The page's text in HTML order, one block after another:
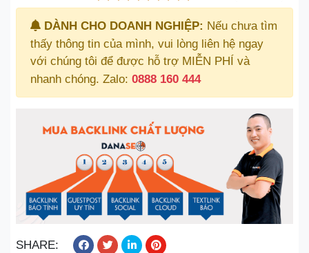
DÀNH CHO DOANH NGHIỆP: Nếu chưa tìm
thấy thông tin của mình, vui lòng liên hệ ngay
với chúng tôi để được hỗ trợ MIỄN PHÍ và
nhanh chóng. Zalo: 0888 160 444
SHARE: